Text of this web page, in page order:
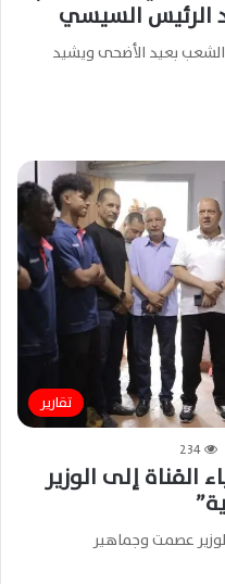
الرئيس السيسي
الشعب بعيد الأضحى ويشيد
تقارير
234
القناة إلى الوزير
عصمت وجماهير